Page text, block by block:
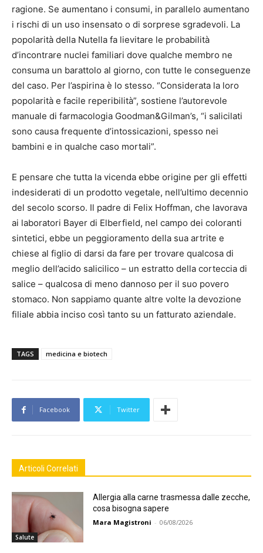
ragione. Se aumentano i consumi, in parallelo aumentano
i rischi di un uso insensato o di sorprese sgradevoli. La
popolarità della Nutella fa lievitare le probabilità
d’incontrare nuclei familiari dove qualche membro ne
consuma un barattolo al giorno, con tutte le conseguenze
del caso. Per l’aspirina è lo stesso. “Considerata la loro
popolarità e facile reperibilità”, sostiene l’autorevole
manuale di farmacologia Goodman&Gilman’s, “i salicilati
sono causa frequente d’intossicazioni, spesso nei
bambini e in qualche caso mortali”.
E pensare che tutta la vicenda ebbe origine per gli effetti
indesiderati di un prodotto vegetale, nell’ultimo decennio
del secolo scorso. Il padre di Felix Hoffman, che lavorava
ai laboratori Bayer di Elberfield, nel campo dei coloranti
sintetici, ebbe un peggioramento della sua artrite e
chiese al figlio di darsi da fare per trovare qualcosa di
meglio dell’acido salicilico – un estratto della corteccia di
salice – qualcosa di meno dannoso per il suo povero
stomaco. Non sappiamo quante altre volte la devozione
filiale abbia inciso così tanto su un fatturato aziendale.
TAGS medicina e biotech
Facebook Twitter
Articoli Correlati
Salute
Allergia alla carne trasmessa dalle zecche,
cosa bisogna sapere
Mara Magistroni - 06/08/2026